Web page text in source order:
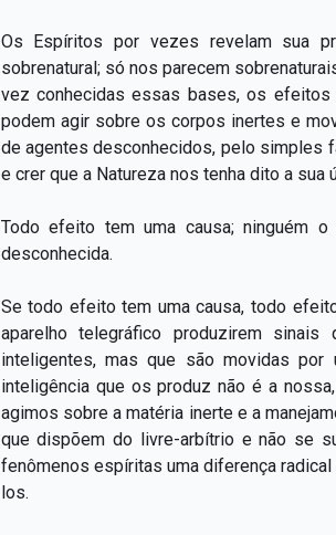
Os Espíritos por vezes revelam sua
sobrenatural; só nos parecem
vez conhecidas essas bases, os efeitos
podem agir sobre os corpos inertes e
de agentes desconhecidos, pelo simples
e crer que a Natureza nos tenha dito a sua
Todo efeito tem uma causa; ninguém
desconhecida.
Se todo efeito tem uma causa, todo
aparelho telegráfico produzirem
inteligentes, mas que são movidas
inteligência que os produz não é a
agimos sobre a matéria inerte e a
que dispõem do livre-arbítrio e não se
fenômenos espíritas uma diferença
los.